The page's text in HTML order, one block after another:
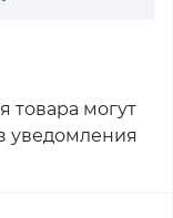
товара могут
уведомления